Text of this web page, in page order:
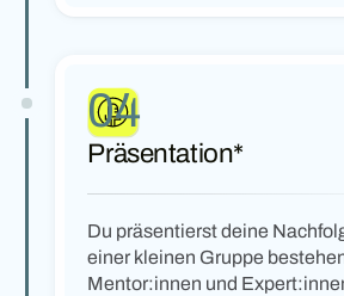
Präsentation*
04
Du präsentierst deine
einer kleinen Gruppe
Mentor:innen und